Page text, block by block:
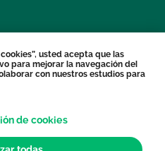
usted acepta que las
para mejorar la navegación del
con nuestros estudios para
de cookies